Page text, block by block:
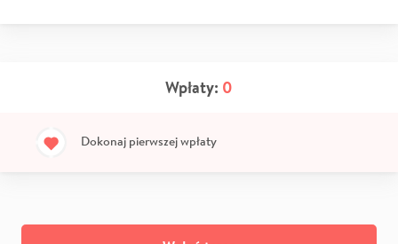
Wpłaty: 0
Dokonaj pierwszej wpłaty